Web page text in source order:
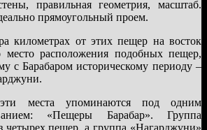
правильная геометрия, масштаб.
прямоугольный проем.
километрах от этих пещер на восток
место расположения подобных пещер,
с Барабаром историческому периоду –
места упоминаются под одним
«Пещеры Барабар». Группа
четырех пещер, а группа «Нагарджуни»